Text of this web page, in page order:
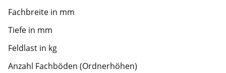
Fachbreite in mm
Tiefe in mm
Feldlast in kg
Anzahl Fachböden (Ordnerhöhen)